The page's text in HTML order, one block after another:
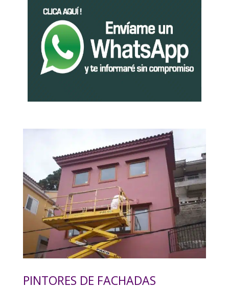
PINTORES DE FACHADAS